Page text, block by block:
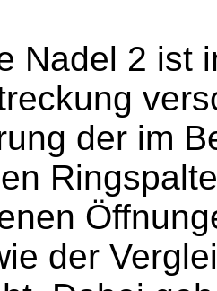
Nadel 2 ist
der im
der